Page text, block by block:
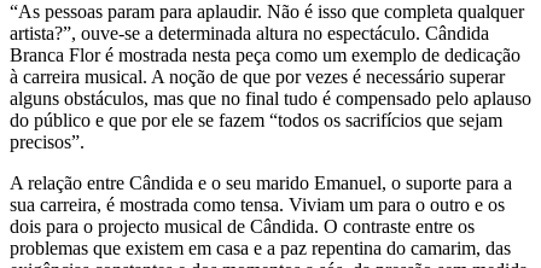
“As pessoas param para aplaudir. Não é isso que completa qualquer
artista?”, ouve-se a determinada altura no espectáculo. Cândida
Branca Flor é mostrada nesta peça como um exemplo de dedicação
à carreira musical. A noção de que por vezes é necessário superar
alguns obstáculos, mas que no final tudo é compensado pelo aplauso
do público e que por ele se fazem “todos os sacrifícios que sejam
precisos”.
A relação entre Cândida e o seu marido Emanuel, o suporte para a
sua carreira, é mostrada como tensa. Viviam um para o outro e os
dois para o projecto musical de Cândida. O contraste entre os
problemas que existem em casa e a paz repentina do camarim, das